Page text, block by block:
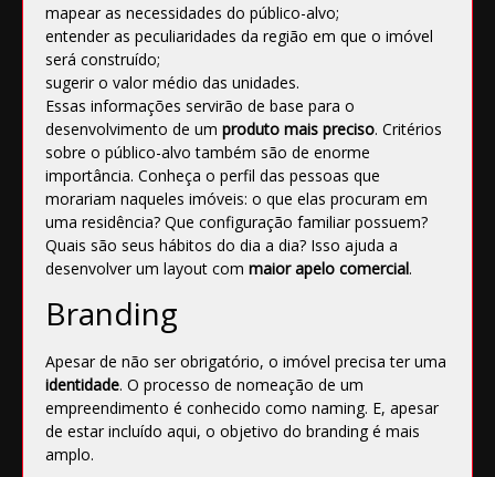
mapear as necessidades do público-alvo;
entender as peculiaridades da região em que o imóvel
será construído;
sugerir o valor médio das unidades.
Essas informações servirão de base para o
desenvolvimento de um produto mais preciso. Critérios
sobre o público-alvo também são de enorme
importância. Conheça o perfil das pessoas que
morariam naqueles imóveis: o que elas procuram em
uma residência? Que configuração familiar possuem?
Quais são seus hábitos do dia a dia? Isso ajuda a
desenvolver um layout com maior apelo comercial.
Branding
Apesar de não ser obrigatório, o imóvel precisa ter uma
identidade. O processo de nomeação de um
empreendimento é conhecido como naming. E, apesar
de estar incluído aqui, o objetivo do branding é mais
amplo.